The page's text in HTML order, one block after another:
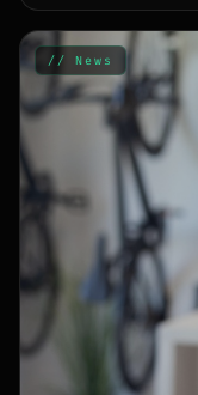
// News